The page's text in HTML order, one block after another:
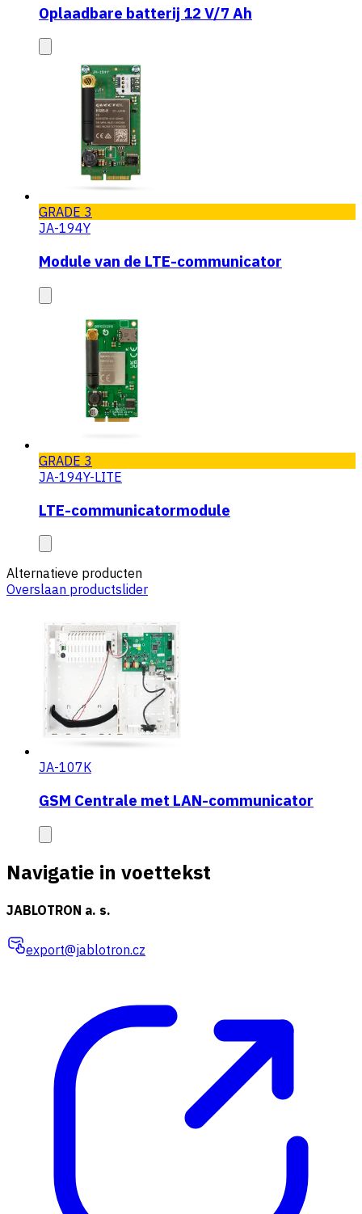
Oplaadbare batterij 12 V/7 Ah
GRADE 3
JA-194Y
Module van de LTE-communicator
GRADE 3
JA-194Y-LITE
LTE-communicatormodule
Alternatieve producten
Overslaan productslider
JA-107K
GSM Centrale met LAN-communicator
Navigatie in voettekst
JABLOTRON a. s.
export@jablotron.cz